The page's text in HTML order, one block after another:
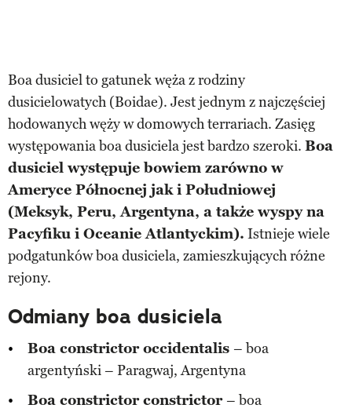
Boa dusiciel to gatunek węża z rodziny
dusicielowatych (Boidae). Jest jednym z najczęściej
hodowanych węży w domowych terrariach. Zasięg
występowania boa dusiciela jest bardzo szeroki. Boa
dusiciel występuje bowiem zarówno w
Ameryce Północnej jak i Południowej
(Meksyk, Peru, Argentyna, a także wyspy na
Pacyfiku i Oceanie Atlantyckim). Istnieje wiele
podgatunków boa dusiciela, zamieszkujących różne
rejony.
Odmiany boa dusiciela
Boa constrictor occidentalis – boa
argentyński – Paragwaj, Argentyna
Boa constrictor constrictor– boa